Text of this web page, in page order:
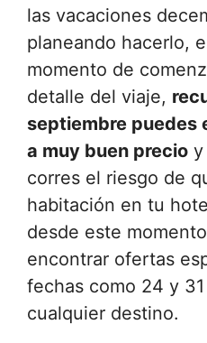
las vacaciones
planeando hacerlo,
momento de
detalle del viaje,
septiembre puedes
a muy buen precio y
corres el riesgo de
habitación en tu
desde este
encontrar ofertas
fechas como 24 y
cualquier destino.